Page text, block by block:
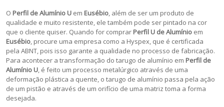
O Perfil de Alumínio U em Eusébio, além de ser um produto de
qualidade e muito resistente, ele também pode ser pintado na cor
que o cliente quiser. Quando for comprar Perfil U de Alumínio em
Eusébio, procure uma empresa como a Hyspex, que é certificada
pela ABNT, pois isso garante a qualidade no processo de fabricação.
Para acontecer a transformação do tarugo de alumínio em Perfil de
Alumínio U, é feito um processo metalúrgico através de uma
deformação plástica a quente, o tarugo de alumínio passa pela ação
de um pistão e através de um orifício de uma matriz toma a forma
desejada.